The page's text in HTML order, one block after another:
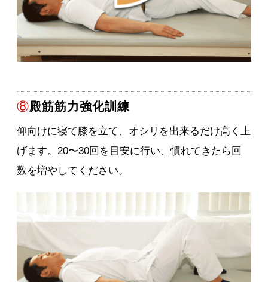
⑧殿筋筋力強化訓練
仰向けに寝て膝を立て、オシリを出来るだけ高く上
げます。20〜30回を目安に行い、慣れてきたら回
数を増やしてください。